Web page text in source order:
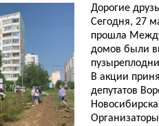
Дорогие
Сегодня, 27
прошла
домов были
В акции
депутатов